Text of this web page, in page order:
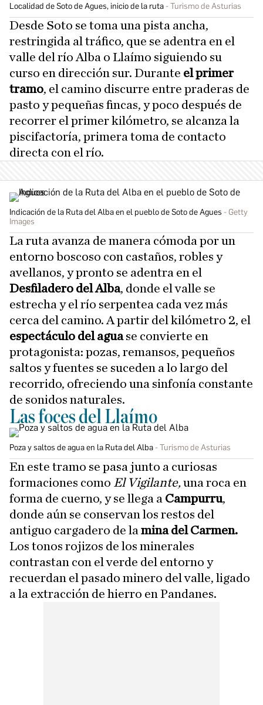
Localidad de Soto de Agues, inicio de la ruta Turismo de Asturias
Desde Soto se toma una pista ancha,
restringida al tráfico, que se adentra en el
valle del río Alba o Llaímo siguiendo su
curso en dirección sur. Durante el primer
tramo, el camino discurre entre praderas de
pasto y pequeñas fincas, y poco después de
recorrer el primer kilómetro, se alcanza la
piscifactoría, primera toma de contacto
directa con el río.
Indicación de la Ruta del Alba en el pueblo de Soto de Agues
Getty
Images
La ruta avanza de manera cómoda por un
entorno boscoso con castaños, robles y
avellanos, y pronto se adentra en el
Desfiladero del Alba, donde el valle se
estrecha y el río serpentea cada vez más
cerca del camino. A partir del kilómetro 2, el
espectáculo del aguase convierte en
protagonista: pozas, remansos, pequeños
saltos y fuentes se suceden a lo largo del
recorrido, ofreciendo una sinfonía constante
de sonidos naturales.
Las foces del Llaímo
Poza y saltos de agua en la Ruta del Alba Turismo de Asturias
En este tramo se pasa junto a curiosas
formaciones como El Vigilante,una roca en
forma de cuerno, y se llega a Campurru,
donde aún se conservan los restos del
antiguo cargadero de la mina del Carmen.
Los tonos rojizos de los minerales
contrastan con el verde del entorno y
recuerdan el pasado minero del valle, ligado
a la extracción de hierro en Pandanes.